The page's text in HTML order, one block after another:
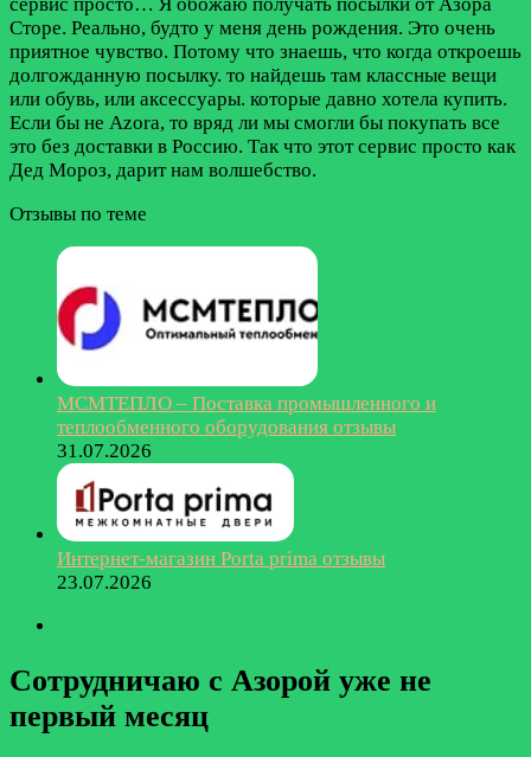
Сторе. Реально, будто у меня день рождения. Это очень
приятное чувство. Потому что знаешь, что когда откроешь
долгожданную посылку. то найдешь там классные вещи
или обувь, или аксессуары. которые давно хотела купить.
Если бы не Azora, то вряд ли мы смогли бы покупать все
это без доставки в Россию. Так что этот сервис просто как
Дед Мороз, дарит нам волшебство.
Отзывы по теме
МСМТЕПЛО – Поставка промышленного и
теплообменного оборудования отзывы
31.07.2026
Интернет-магазин Porta prima отзывы
23.07.2026
Сотрудничаю с Азорой уже не
первый месяц